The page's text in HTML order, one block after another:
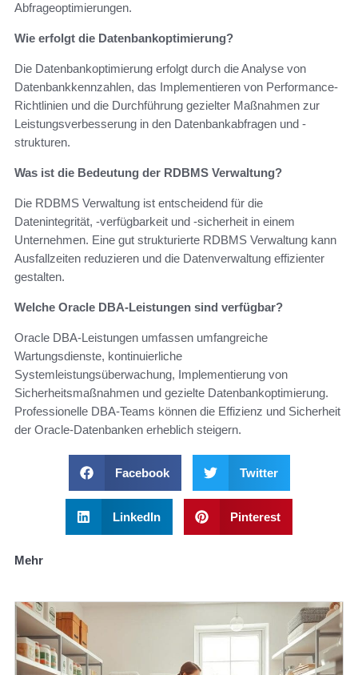
Abfrageoptimierungen.
Wie erfolgt die Datenbankoptimierung?
Die Datenbankoptimierung erfolgt durch die Analyse von
Datenbankkennzahlen, das Implementieren von Performance-
Richtlinien und die Durchführung gezielter Maßnahmen zur
Leistungsverbesserung in den Datenbankabfragen und -
strukturen.
Was ist die Bedeutung der RDBMS Verwaltung?
Die RDBMS Verwaltung ist entscheidend für die
Datenintegrität, -verfügbarkeit und -sicherheit in einem
Unternehmen. Eine gut strukturierte RDBMS Verwaltung kann
Ausfallzeiten reduzieren und die Datenverwaltung effizienter
gestalten.
Welche Oracle DBA-Leistungen sind verfügbar?
Oracle DBA-Leistungen umfassen umfangreiche
Wartungsdienste, kontinuierliche
Systemleistungsüberwachung, Implementierung von
Sicherheitsmaßnahmen und gezielte Datenbankoptimierung.
Professionelle DBA-Teams können die Effizienz und Sicherheit
der Oracle-Datenbanken erheblich steigern.
Facebook Twitter
LinkedIn Pinterest
Mehr